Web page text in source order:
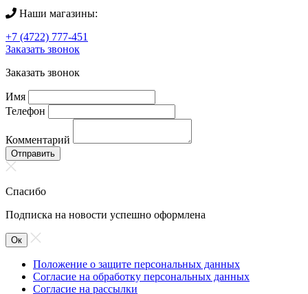
Наши магазины:
+7 (4722) 777-451
Заказать звонок
Заказать звонок
Имя
Телефон
Комментарий
Отправить
Спасибо
Подписка на новости успешно оформлена
Ок
Положение о защите персональных данных
Согласие на обработку персональных данных
Согласие на рассылки